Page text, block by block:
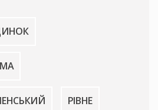
РІВНЕ